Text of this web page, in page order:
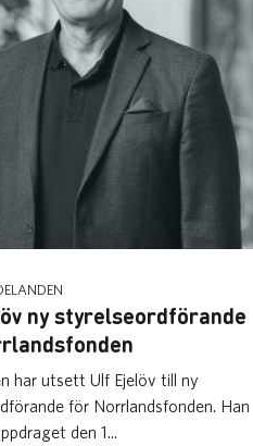
ny styrelseordförande
har utsett Ulf Ejelöv till ny
för Norrlandsfonden. Han
den 1...